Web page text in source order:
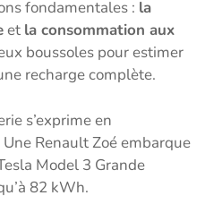
fondamentales : la
et la consommation aux
boussoles pour estimer
recharge complète.
s’exprime en
Renault Zoé embarque
Model 3 Grande
82 kWh.